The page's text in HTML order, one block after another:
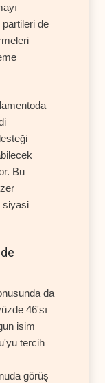
partileri de
Bu
siyasi
da
46'sı
isim
tercih
görüş